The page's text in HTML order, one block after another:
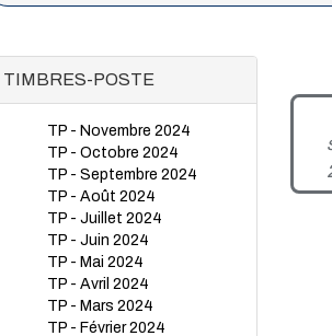
TIMBRES-POSTE
TP - Novembre 2024
TP - Octobre 2024
TP - Septembre 2024
TP - Août 2024
TP - Juillet 2024
TP - Juin 2024
TP - Mai 2024
TP - Avril 2024
TP - Mars 2024
TP - Février 2024